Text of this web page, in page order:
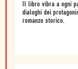
Il libro vibra a ogni
dialoghi dei
romanzo storico.